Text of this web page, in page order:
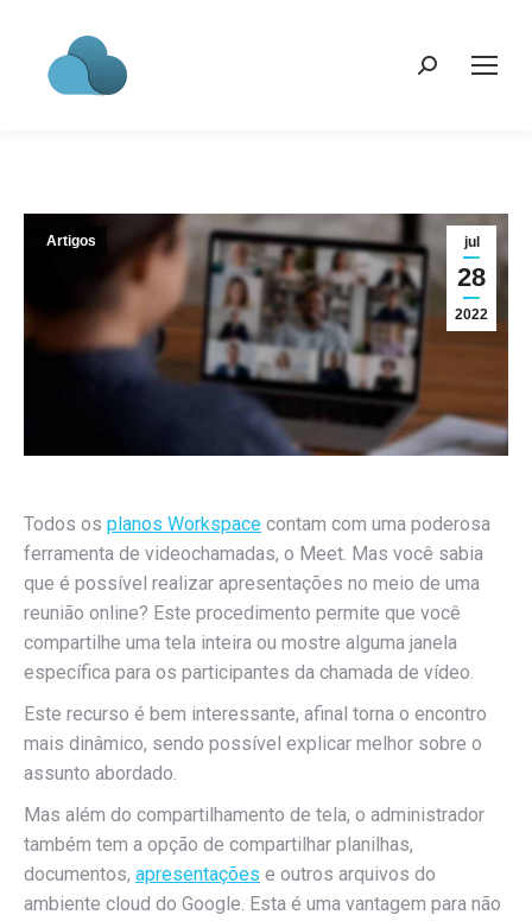
Search:
jul
28
2022
Artigos
Todos os planos Workspace contam com uma poderosa
ferramenta de videochamadas, o Meet. Mas você sabia
que é possível realizar apresentações no meio de uma
reunião online? Este procedimento permite que você
compartilhe uma tela inteira ou mostre alguma janela
específica para os participantes da chamada de vídeo.
Este recurso é bem interessante, afinal torna o encontro
mais dinâmico, sendo possível explicar melhor sobre o
assunto abordado.
Mas além do compartilhamento de tela, o administrador
também tem a opção de compartilhar planilhas,
documentos, apresentações e outros arquivos do
ambiente cloud do Google. Esta é uma vantagem para não